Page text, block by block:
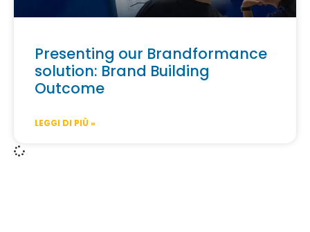
Presenting our Brandformance
solution: Brand Building
Outcome
LEGGI DI PIÙ »